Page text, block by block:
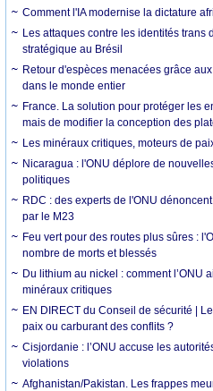
Comment l'IA modernise la dictature
Les attaques contre les identités trans
stratégique au Brésil
Retour d'espèces menacées grâce
dans le monde entier
France. La solution pour protéger les
mais de modifier la conception des
Les minéraux critiques, moteurs de
Nicaragua : l'ONU déplore de
politiques
RDC : des experts de l'ONU
par le M23
Feu vert pour des routes plus sûres :
nombre de morts et blessés
Du lithium au nickel : comment l’ONU
minéraux critiques
EN DIRECT du Conseil de sécurité |
paix ou carburant des conflits ?
Cisjordanie : l’ONU accuse les
violations
Afghanistan/Pakistan. Les frappes